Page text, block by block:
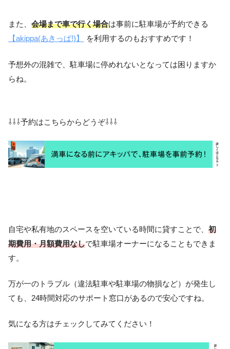
また、 会場まで車で行く場合は事前に駐車場が予約できる
【akippa(あきっぱ!)】
を利用するのもおすすめです！
予想外の混雑で、駐車場に停めれないとなっては困りますか
らね。
⇩⇩⇩予約はこちらからどうぞ⇩⇩⇩
自宅や私有地のスペースを空いている時間に貸すことで、 初
期費用・月額費用なしで駐車場オーナーになることもできま
す。
万が一のトラブル（違法駐車や駐車場の物損など）が発生し
ても、24時間対応のサポート窓口があるので安心ですね。
気になる方はチェックしてみてください！